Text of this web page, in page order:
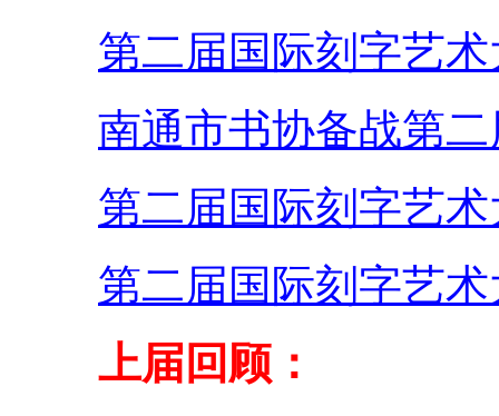
第二届国际刻字艺
南通市书协备战第
第二届国际刻字艺
第二届国际刻字艺
上届回顾：